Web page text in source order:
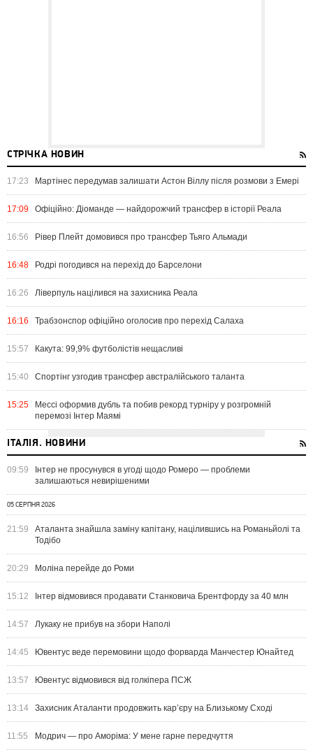
СТРІЧКА НОВИН
17:23 Мартінес передумав залишати Астон Віллу після розмови з Емері
17:09 Офіційно: Діоманде — найдорожчий трансфер в історії Реала
16:56 Рівер Плейт домовився про трансфер Тьяго Альмади
16:48 Родрі погодився на перехід до Барселони
16:26 Ліверпуль націлився на захисника Реала
16:16 Трабзонспор офіційно оголосив про перехід Салаха
15:57 Какута: 99,9% футболістів нещасливі
15:40 Спортінг узгодив трансфер австралійського таланта
15:25
Мессі оформив дубль та побив рекорд турніру у розгромній
перемозі Інтер Маямі
ІТАЛІЯ. НОВИНИ
09:59
Інтер не просунувся в угоді щодо Ромеро — проблеми
залишаються невирішеними
05 СЕРПНЯ 2026
21:59
Аталанта знайшла заміну капітану, націлившись на Романьйолі та
Тодібо
20:29 Моліна перейде до Роми
15:12 Інтер відмовився продавати Станковича Брентфорду за 40 млн
14:57 Лукаку не прибув на збори Наполі
14:45 Ювентус веде перемовини щодо форварда Манчестер Юнайтед
13:57 Ювентус відмовився від голкіпера ПСЖ
13:14 Захисник Аталанти продовжить кар’єру на Близькому Сході
11:55 Модрич — про Аморіма: У мене гарне передчуття